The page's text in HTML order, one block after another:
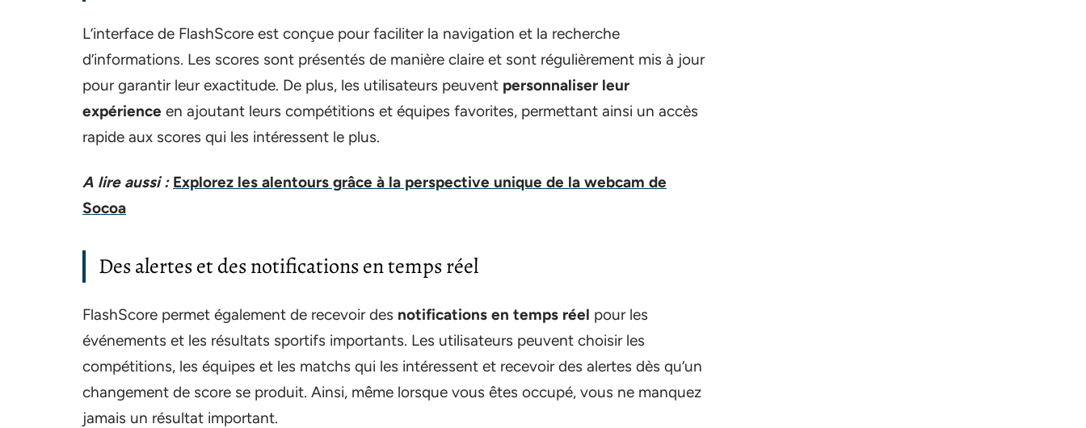
L’interface de FlashScore est conçue pour faciliter la navigation et la recherche
d’informations. Les scores sont présentés de manière claire et sont régulièrement mis à jour
pour garantir leur exactitude. De plus, les utilisateurs peuvent personnaliser leur
expérience en ajoutant leurs compétitions et équipes favorites, permettant ainsi un accès
rapide aux scores qui les intéressent le plus.
A lire aussi : Explorez les alentours grâce à la perspective unique de la webcam de
Socoa
Des alertes et des notifications en temps réel
FlashScore permet également de recevoir des notifications en temps réel pour les
événements et les résultats sportifs importants. Les utilisateurs peuvent choisir les
compétitions, les équipes et les matchs qui les intéressent et recevoir des alertes dès qu’un
changement de score se produit. Ainsi, même lorsque vous êtes occupé, vous ne manquez
jamais un résultat important.